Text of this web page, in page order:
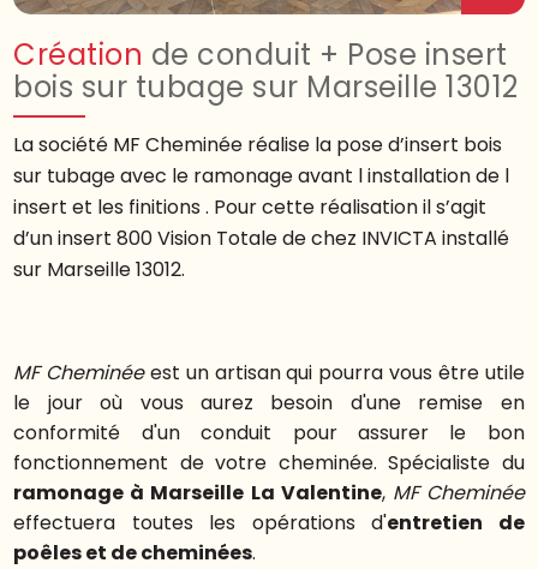
Création de conduit + Pose insert
bois sur tubage sur Marseille 13012
La société MF Cheminée réalise la pose d’insert bois
sur tubage avec le ramonage avant l installation de l
insert et les finitions . Pour cette réalisation il s’agit
d’un insert 800 Vision Totale de chez INVICTA installé
sur Marseille 13012.
MF Cheminéeest un artisan qui pourra vous être utile
le jour où vous aurez besoin d'une remise en
conformité d'un conduit pour assurer le bon
fonctionnement de votre cheminée. Spécialiste du
ramonage à Marseille La Valentine, MF Cheminée
effectuera toutes les opérations d'entretien de
poêles et de cheminées.